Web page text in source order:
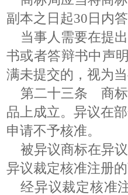
副本之日起30日内
当事人需要在提
书或者答辩书中声
满未提交的，视为
第二十三条 商标
品上成立。异议在
申请不予核准。
被异议商标在异
异议裁定核准注册
经异议裁定核准